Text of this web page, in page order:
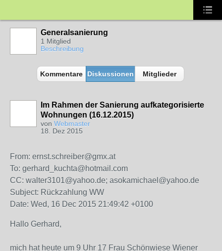
Generalsanierung
1 Mitglied
Beschreibung
Kommentare Diskussionen Mitglieder
Im Rahmen der Sanierung aufkategorisierte
Wohnungen (16.12.2015)
von Webmaster
18. Dez 2015
From: ernst.schreiber@gmx.at
To: gerhard_kuchta@hotmail.com
CC: walter3101@yahoo.de; asokamichael@yahoo.de
Subject: Rückzahlung WW
Date: Wed, 16 Dec 2015 21:49:42 +0100
Hallo Gerhard,
mich hat heute um 9 Uhr 17 Frau Schönwiese Wiener